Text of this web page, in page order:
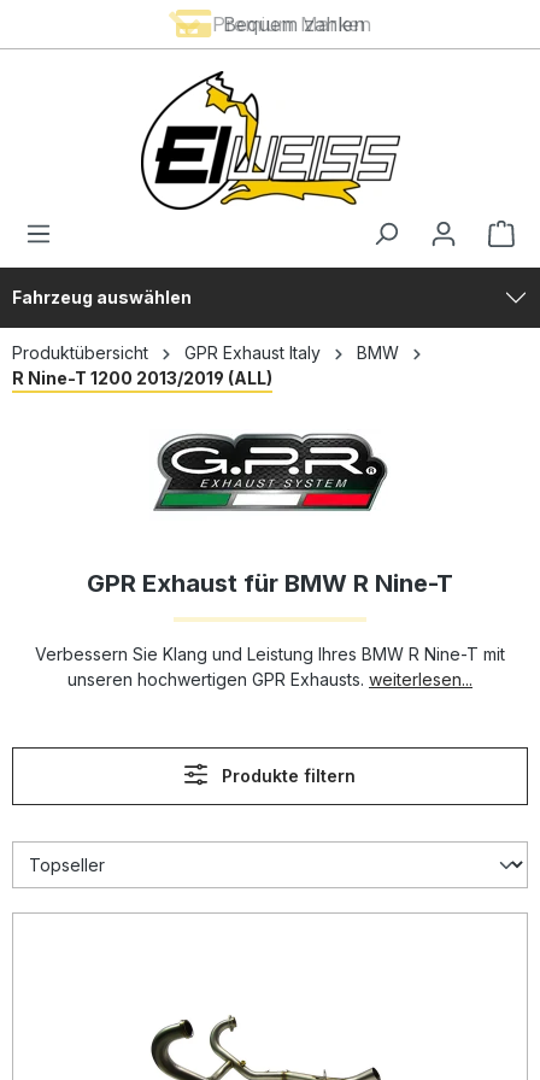
Premium Marken
Bequem zahlen
Fahrzeug auswählen
Produktübersicht GPR Exhaust Italy
BMW
R Nine-T 1200 2013/2019 (ALL)
GPR Exhaust für BMW R Nine-T
Verbessern Sie Klang und Leistung Ihres BMW R Nine-T mit
unseren hochwertigen GPR Exhausts. weiterlesen...
Produkte filtern